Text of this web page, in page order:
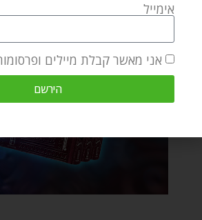
אימייל
אני מאשר קבלת מיילים
הירשם